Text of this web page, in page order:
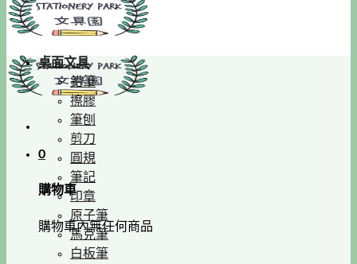
0
購物車
購物車內無任何商品
桌面文具
鉛筆
擦膠
筆刨
剪刀
圓規
筆記
印章
原子筆
馬克筆
白板筆